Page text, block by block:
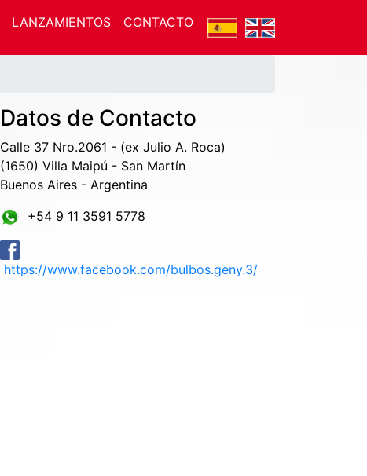
LANZAMIENTOS CONTACTO
Datos de Contacto
Calle 37 Nro.2061 - (ex Julio A. Roca)
(1650) Villa Maipú - San Martín
Buenos Aires - Argentina
+54 9 11 3591 5778
https://www.facebook.com/bulbos.geny.3/